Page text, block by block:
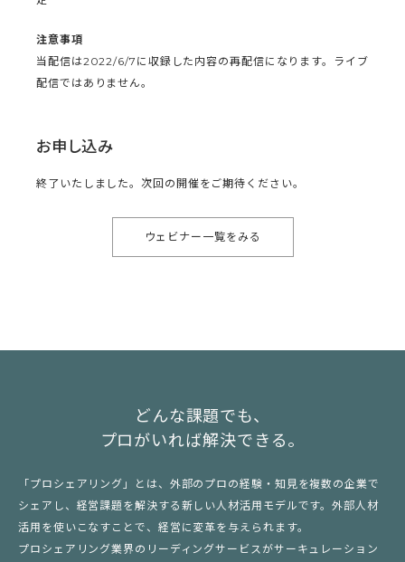
注意事項
当配信は2022/6/7に収録した内容の再配信になります。ライブ
配信ではありません。
お申し込み
終了いたしました。次回の開催をご期待ください。
ウェビナー一覧をみる
どんな課題でも、
プロがいれば解決できる。
「プロシェアリング」とは、外部のプロの経験・知見を複数の企業で
シェアし、経営課題を解決する新しい人材活用モデルです。外部人材
活用を使いこなすことで、経営に変革を与えられます。
プロシェアリング業界のリーディングサービスがサーキュレーション